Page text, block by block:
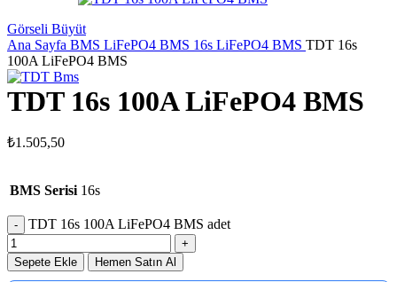
Görseli Büyüt
Ana Sayfa BMS LiFePO4 BMS 16s LiFePO4 BMS TDT 16s
100A LiFePO4 BMS
TDT 16s 100A LiFePO4 BMS
₺1.505,50
BMS Serisi 16s
TDT 16s 100A LiFePO4 BMS adet
Sepete Ekle Hemen Satın Al